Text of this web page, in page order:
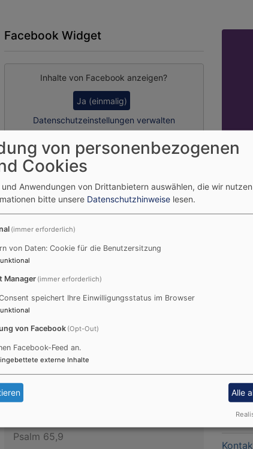
Facebook Widget
Inhalte von Facebook anzeigen?
Ja (einmalig)
Datenschutzeinstellungen verwalten
Tageslosung
Psalm 65,9
von personenbezogenen
Cookies
Anwendungen von Drittanbietern auswählen, die wir
bitte unsere Datenschutzhinweise lesen.
(immer erforderlich)
von Daten: Cookie für die Benutzersitzung
Manager (immer erforderlich)
speichert Ihre Einwilligungsstatus im Browser
von Facebook (Opt-Out)
Facebook-Feed an.
externe Inhalte
Alle